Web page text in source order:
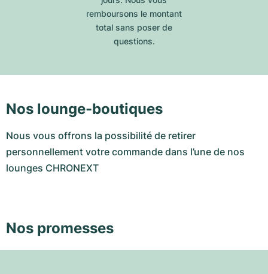
remboursons le montant
total sans poser de
questions.
Nos lounge-boutiques
Nous vous offrons la possibilité de retirer
personnellement votre commande dans l’une de nos
lounges CHRONEXT
Nos promesses